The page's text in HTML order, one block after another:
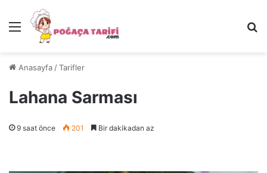
Menü
Anasayfa /Tarifler
Lahana Sarması
9 saat önce 201 Bir dakikadan az